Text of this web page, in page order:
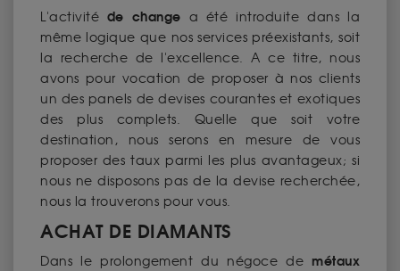
L'activité de change a été introduite dans la
même logique que nos services préexistants, soit
la recherche de l'excellence. A ce titre, nous
avons pour vocation de proposer à nos clients
un des panels de devises courantes et exotiques
des plus complets. Quelle que soit votre
destination, nous serons en mesure de vous
proposer des taux parmi les plus avantageux; si
nous ne disposons pas de la devise recherchée,
nous la trouverons pour vous.
ACHAT DE DIAMANTS
Dans le prolongement du négoce de métaux